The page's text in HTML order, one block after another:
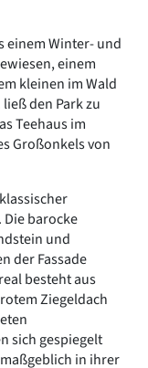
einem Winter- und
einem
kleinen im Wald
den Park zu
Teehaus im
Großonkels von
barocke
und
der Fassade
besteht aus
Ziegeldach
sich gespiegelt
in ihrer